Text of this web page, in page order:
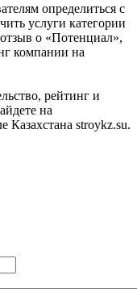
определиться с
услуги категории
о «Потенциал»,
компании на
рейтинг и
на
Казахстана stroykz.su.